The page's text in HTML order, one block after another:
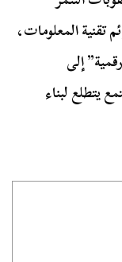
تقنية المعلومات،
إلى
يتطلع لبناء